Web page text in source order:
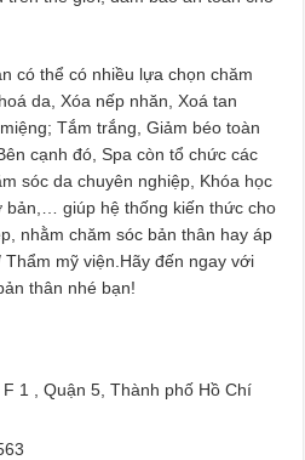
có thể có nhiều lựa chọn chăm
da, Xóa nếp nhăn, Xoá tan
Tắm trắng, Giảm béo toàn
cạnh đó, Spa còn tổ chức các
sóc da chuyên nghiệp, Khóa học
bản,… giúp hệ thống kiến thức cho
nhằm chăm sóc bản thân hay áp
mỹ viện.Hãy đến ngay với
thân nhé bạn!
1 , Quận 5, Thành phố Hồ Chí